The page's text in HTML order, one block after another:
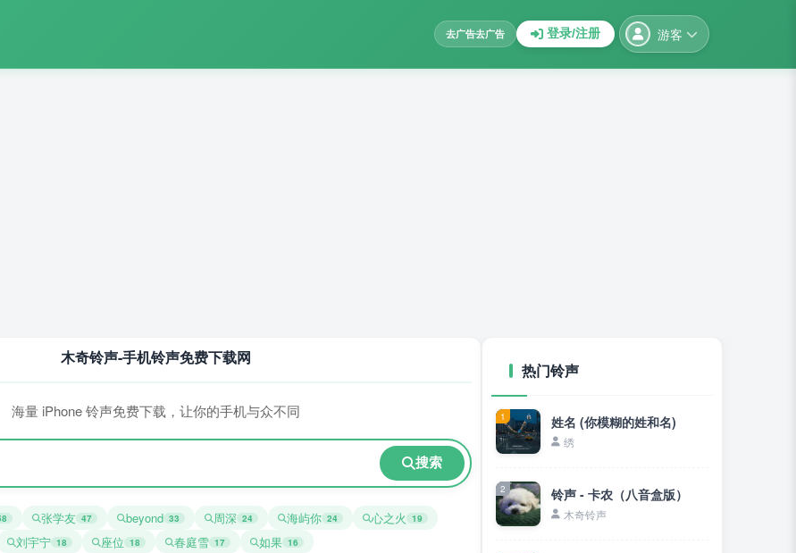
去广告去广告 登录/注册 游客
木奇铃声-手机铃声免费下载网
海量 iPhone 铃声免费下载，让你的手机与众不同
搜索
张学友 47 beyond 33 周深 24 海屿你 24 心之火 19
刘宇宁 18 座位 18 春庭雪 17 如果 16
热门铃声
1 姓名 (你模糊的姓和名)
绣
2 铃声 - 卡农（八音盒版）
木奇铃声